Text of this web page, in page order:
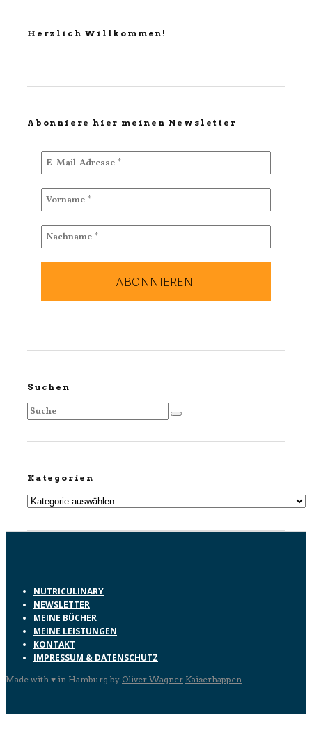
Herzlich Willkommen!
Abonniere hier meinen Newsletter
Suchen
Kategorien
Kategorien
NUTRICULINARY
NEWSLETTER
MEINE BÜCHER
MEINE LEISTUNGEN
KONTAKT
IMPRESSUM & DATENSCHUTZ
Made with ♥ in Hamburg by Oliver Wagner Kaiserhappen